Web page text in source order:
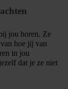
jou horen. Ze
hoe jij van
in jou
dat je ze niet